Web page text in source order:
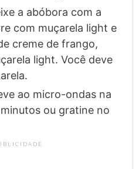
a abóbora com a
com muçarela light e
creme de frango,
light. Você deve
ao micro-ondas na
ou gratine no